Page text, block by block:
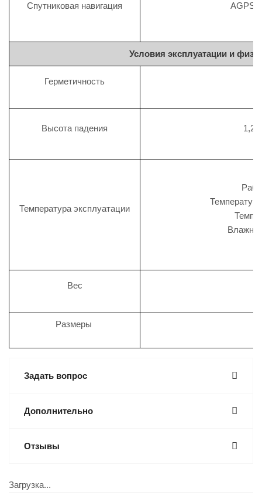
Спутниковая навигация AGPS,
Условия эксплуатации и
Герметичность
Высота падения 1,2
Температура эксплуатации
Вес
Размеры
Задать вопрос
Дополнительно
Отзывы
Загрузка...